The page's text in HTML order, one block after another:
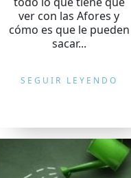
ver con las Afores y
cómo es que le pueden
sacar...
SEGUIR LEYENDO